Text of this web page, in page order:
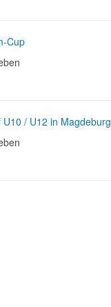
Cup
/ U12 in Magdeburg